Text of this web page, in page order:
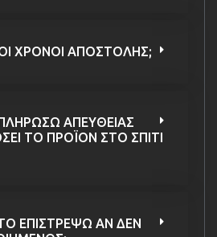
ΟΙ ΧΡΟΝΟΙ ΑΠΟΣΤΟΛΗΣ;
ΑΠΕΥΘΕΙΑΣ
ΤΟ ΠΡΟΪΟΝ ΣΤΟ ΣΠΙΤΙ
ΕΠΙΣΤΡΕΨΩ ΑΝ ΔΕΝ